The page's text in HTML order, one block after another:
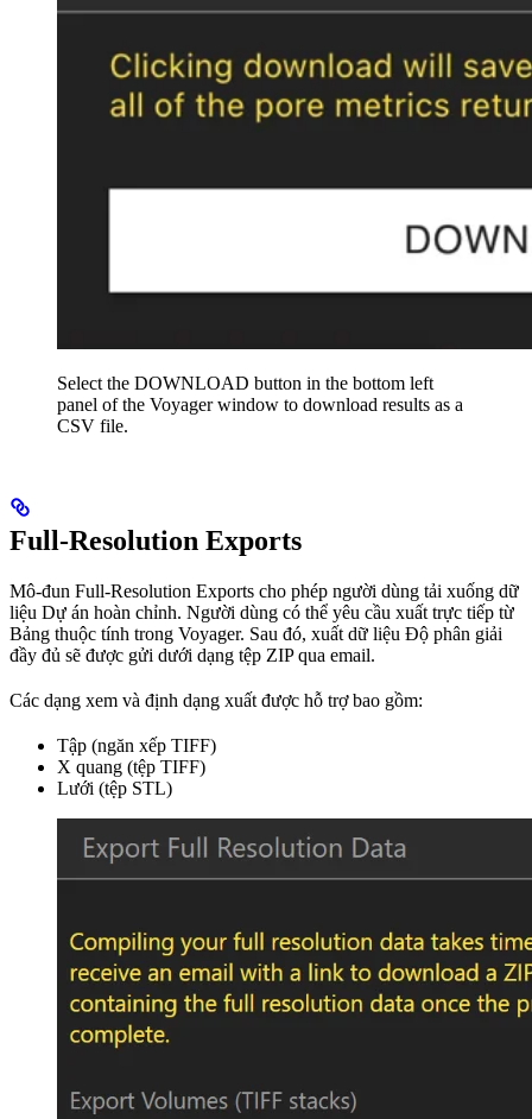
Select the DOWNLOAD button in the bottom left
panel of the Voyager window to download results as a
CSV file.
Full-Resolution Exports
Mô-đun Full-Resolution Exports cho phép người dùng tải xuống dữ
liệu Dự án hoàn chỉnh. Người dùng có thể yêu cầu xuất trực tiếp từ
Bảng thuộc tính trong Voyager. Sau đó, xuất dữ liệu Độ phân giải
đầy đủ sẽ được gửi dưới dạng tệp ZIP qua email.
Các dạng xem và định dạng xuất được hỗ trợ bao gồm:
Tập (ngăn xếp TIFF)
X quang (tệp TIFF)
Lưới (tệp STL)